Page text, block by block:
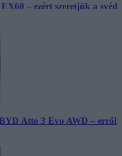
– ezért szeretjük a svéd
Atto 3 Evo AWD – erről